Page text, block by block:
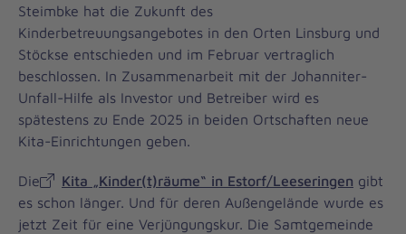
Steimbke hat die Zukunft des
Kinderbetreuungsangebotes in den Orten Linsburg und
Stöckse entschieden und im Februar vertraglich
beschlossen. In Zusammenarbeit mit der Johanniter-
Unfall-Hilfe als Investor und Betreiber wird es
spätestens zu Ende 2025 in beiden Ortschaften neue
Kita-Einrichtungen geben.
Die Kita „Kinder(t)räume“ in Estorf/Leeseringen gibt
es schon länger. Und für deren Außengelände wurde es
jetzt Zeit für eine Verjüngungskur. Die Samtgemeinde